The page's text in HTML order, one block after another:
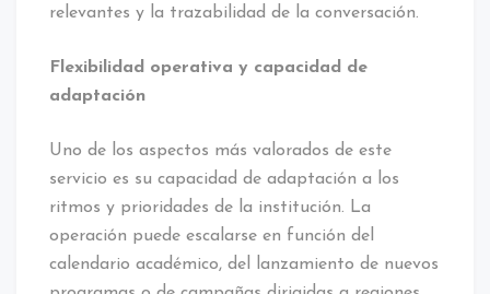
relevantes y la trazabilidad de la conversación.
Flexibilidad operativa y capacidad de
adaptación
Uno de los aspectos más valorados de este
servicio es su capacidad de adaptación a los
ritmos y prioridades de la institución. La
operación puede escalarse en función del
calendario académico, del lanzamiento de nuevos